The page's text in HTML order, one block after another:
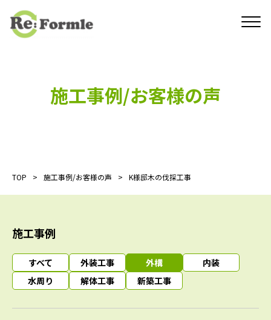
施工事例/お客様の声
TOP 施工事例/お客様の声 K様邸木の伐採工事
施工事例
すべて 外装工事 外構
内装
水周り
解体工事 新築工事